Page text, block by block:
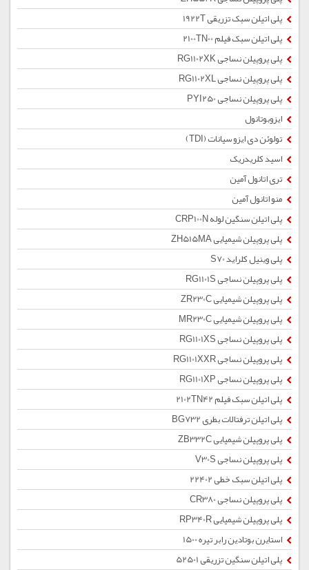
پلی اتیلن سبک تزریقی 1922T
پلی اتیلن سبک فیلم 2100TN00
پلی پروپیلن نساجی RG1102XK
پلی پروپیلن نساجی RG1102XL
پلی پروپیلن نساجی PYI250
ایزوبوتانول
تولوئن دی ایزو سیانات (TDI)
اسید کلریدریک
تری اتانول آمین
منو اتانول آمین
پلی اتیلن سنگین لوله CRP100N
پلی پروپیلن شیمیایی ZH515MA
پلی وینیل کلراید S70
پلی پروپیلن نساجی RG1101S
پلی پروپیلن شیمیایی ZR230C
پلی پروپیلن شیمیایی MR230C
پلی پروپیلن نساجی RG1101XS
پلی پروپیلن نساجی RG1101XXR
پلی پروپیلن نساجی RG1101XP
پلی اتیلن سبک فیلم 2102TN42
پلی اتیلن ترفتالات بطری BG732
پلی پروپیلن شیمیایی ZB332C
پلی پروپیلن نساجی V30S
پلی اتیلن سبک خطی 22402
پلی پروپیلن نساجی CR380
پلی پروپیلن شیمیایی RP340R
استایرن بوتادین رابر تیره 1500
پلی اتیلن سنگین تزریقی 52501